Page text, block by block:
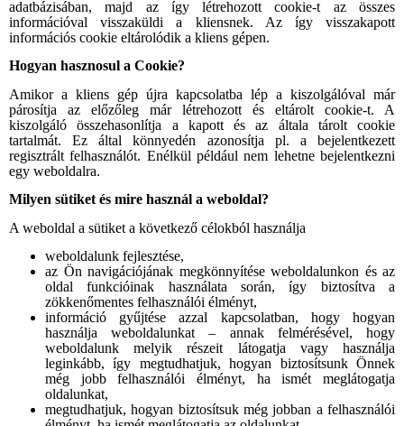
adatbázisában, majd az így létrehozott cookie-t az összes
információval visszaküldi a kliensnek. Az így visszakapott
információs cookie eltárolódik a kliens gépen.
Hogyan hasznosul a Cookie?
Amikor a kliens gép újra kapcsolatba lép a kiszolgálóval már
párosítja az előzőleg már létrehozott és eltárolt cookie-t. A
kiszolgáló összehasonlítja a kapott és az általa tárolt cookie
tartalmát. Ez által könnyedén azonosítja pl. a bejelentkezett
regisztrált felhasználót. Enélkül például nem lehetne bejelentkezni
egy weboldalra.
Milyen sütiket és mire használ a weboldal?
A weboldal a sütiket a következő célokból használja
weboldalunk fejlesztése,
az Ön navigációjának megkönnyítése weboldalunkon és az
oldal funkcióinak használata során, így biztosítva a
zökkenőmentes felhasználói élményt,
információ gyűjtése azzal kapcsolatban, hogy hogyan
használja weboldalunkat – annak felmérésével, hogy
weboldalunk melyik részeit látogatja vagy használja
leginkább, így megtudhatjuk, hogyan biztosítsunk Önnek
még jobb felhasználói élményt, ha ismét meglátogatja
oldalunkat,
megtudhatjuk, hogyan biztosítsuk még jobban a felhasználói